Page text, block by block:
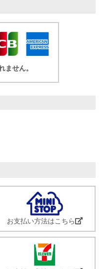
ません。
お支払い方法はこちら